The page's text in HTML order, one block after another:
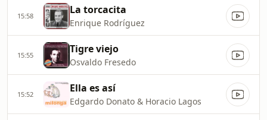
15:58 La torcacita
Enrique Rodríguez
15:55 Tigre viejo
Osvaldo Fresedo
15:52 Ella es así
Edgardo Donato & Horacio Lagos